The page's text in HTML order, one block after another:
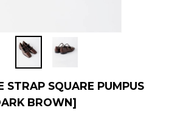
STRAP SQUARE PUMPUS
BROWN]